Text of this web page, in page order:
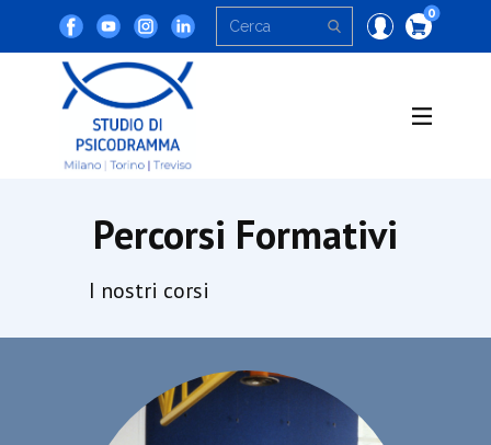
0
Percorsi Formativi
I nostri corsi